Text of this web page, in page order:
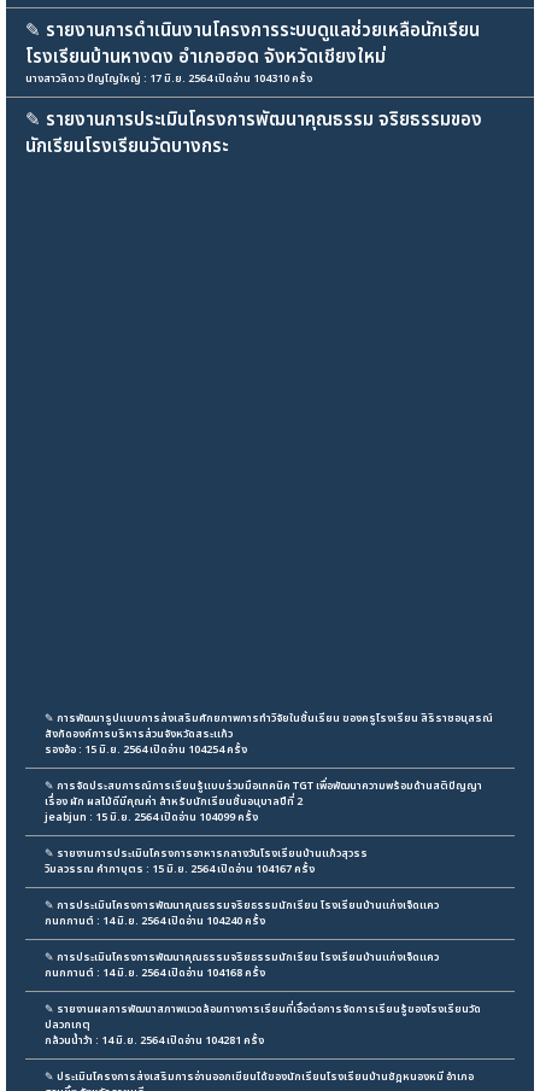
✎ รายงานการดำเนินงานโครงการระบบดูแลช่วยเหลือนักเรียน
โรงเรียนบ้านหางดง อำเภอฮอด จังหวัดเชียงใหม่
นางสาวลิดาว ปัญโญใหญ่ : 17 มิ.ย. 2564 เปิดอ่าน 104310 ครั้ง
✎ รายงานการประเมินโครงการพัฒนาคุณธรรม จริยธรรมของ
นักเรียนโรงเรียนวัดบางกระ
✎ การพัฒนารูปแบบการส่งเสริมศักยภาพการทำวิจัยในชั้นเรียน ของครูโรงเรียน สิริราชอนุสรณ์
สังกัดองค์การบริหารส่วนจังหวัดสระแก้ว
รองอ้อ : 15 มิ.ย. 2564 เปิดอ่าน 104254 ครั้ง
✎ การจัดประสบการณ์การเรียนรู้แบบร่วมมือเทคนิค TGT เพื่อพัฒนาความพร้อมด้านสติปัญญา
เรื่อง ผัก ผลไม้ดีมีคุณค่า สำหรับนักเรียนชั้นอนุบาลปีที่ 2
jeabjun : 15 มิ.ย. 2564 เปิดอ่าน 104099 ครั้ง
✎ รายงานการประเมินโครงการอาหารกลางวันโรงเรียนบ้านแก้วสุวรร
วิมลวรรณ คำภาบุตร : 15 มิ.ย. 2564 เปิดอ่าน 104167 ครั้ง
✎ การประเมินโครงการพัฒนาคุณธรรมจริยธรรมนักเรียน โรงเรียนบ้านแก่งเจ็ดแคว
กนกกานต์ : 14 มิ.ย. 2564 เปิดอ่าน 104240 ครั้ง
✎ การประเมินโครงการพัฒนาคุณธรรมจริยธรรมนักเรียน โรงเรียนบ้านแก่งเจ็ดแคว
กนกกานต์ : 14 มิ.ย. 2564 เปิดอ่าน 104168 ครั้ง
✎ รายงานผลการพัฒนาสภาพแวดล้อมทางการเรียนที่เอื้อต่อการจัดการเรียนรู้ของโรงเรียนวัด
ปลวกเกตุ
กล้วนน้ำว้า : 14 มิ.ย. 2564 เปิดอ่าน 104281 ครั้ง
✎ ประเมินโครงการส่งเสริมการอ่านออกเขียนได้ของนักเรียนโรงเรียนบ้านชัฎหนองหมี อำเภอ